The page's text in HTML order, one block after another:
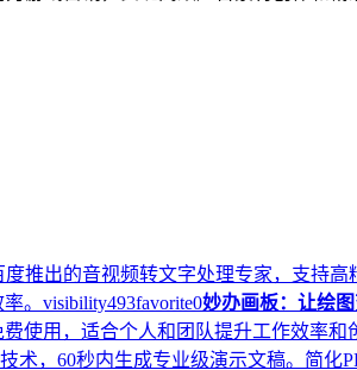
度推出的音视频转文字处理专家，支持
。 visibility493favorite0妙办画板：让绘
使用，适合个人和团队提升工作效率和
，60秒内生成专业级演示文稿。简化